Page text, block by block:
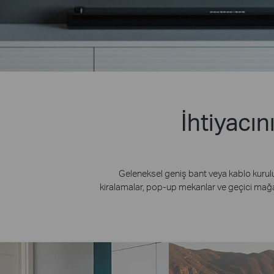
Geleneksel geniş bant veya kablo
kiralamalar, pop-up mekanlar ve geçici